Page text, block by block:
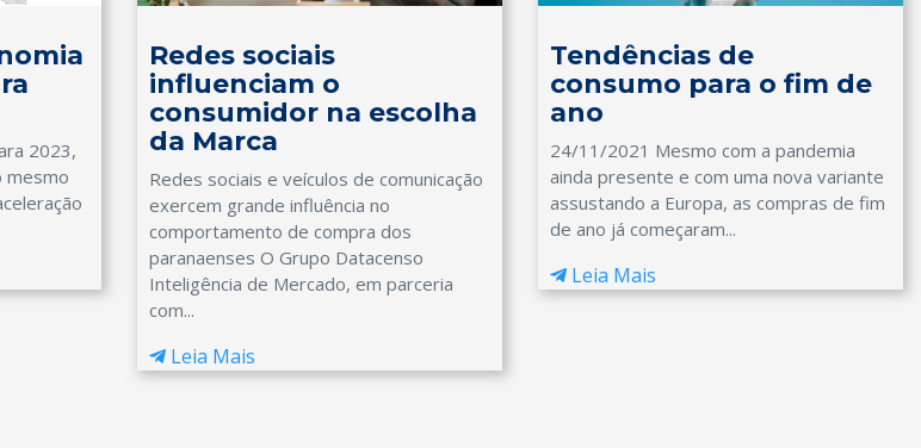
2023,
mesmo
Redes sociais
influenciam o
consumidor na escolha
da Marca
Redes sociais e veículos de comunicação
exercem grande influência no
comportamento de compra dos
paranaenses O Grupo Datacenso
Inteligência de Mercado, em parceria
com...
Leia Mais
Tendências de
consumo para o fim de
ano
24/11/2021 Mesmo com a pandemia
ainda presente e com uma nova variante
assustando a Europa, as compras de fim
de ano já começaram...
Leia Mais